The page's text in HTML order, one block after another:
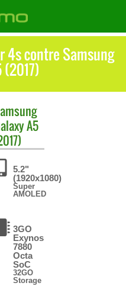
4s contre Samsung
(2017)
A5
5.2"
(1920x1080)
Super
AMOLED
3GO
Exynos
7880
Octa
SoC
32GO
Storage